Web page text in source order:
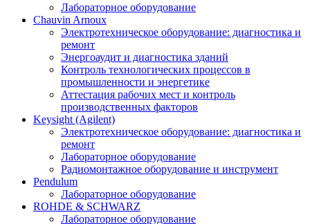
Лабораторное оборудование
Chauvin Arnoux
Электротехническое оборудование: диагностика и
ремонт
Энергоаудит и диагностика зданий
Контроль технологических процессов в
промышленности и энергетике
Аттестация рабочих мест и контроль
производственных факторов
Keysight (Agilent)
Электротехническое оборудование: диагностика и
ремонт
Лабораторное оборудование
Радиомонтажное оборудование и инструмент
Pendulum
Лабораторное оборудование
ROHDE & SCHWARZ
Лабораторное оборудование